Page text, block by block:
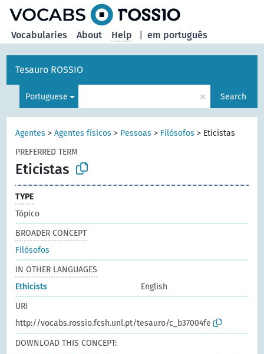
em português
Vocabularies About Help
Tesauro ROSSIO
Portuguese × Search
Agentes >Agentes físicos > Pessoas > Filósofos > Eticistas
PREFERRED TERM
Eticistas
TYPE
Tópico
BROADER CONCEPT
Filósofos
IN OTHER LANGUAGES
Ethicists
English
URI
http://vocabs.rossio.fcsh.unl.pt/tesauro/c_b37004fe
DOWNLOAD THIS CONCEPT: